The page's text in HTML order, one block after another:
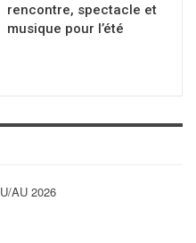
rencontre, spectacle et
musique pour l’été
AU 2026